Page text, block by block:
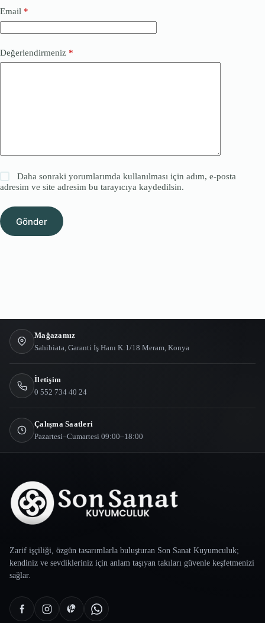
Email *
Değerlendirmeniz *
Daha sonraki yorumlarımda kullanılması için adım, e-posta
adresim ve site adresim bu tarayıcıya kaydedilsin.
Gönder
Mağazamız
Sahibiata, Garanti İş Hanı K:1/18 Meram, Konya
İletişim
0 552 734 40 24
Çalışma Saatleri
Pazartesi–Cumartesi 09:00–18:00
Zarif işçiliği, özgün tasarımlarla buluşturan Son Sanat Kuyumculuk;
kendiniz ve sevdikleriniz için anlam taşıyan takıları güvenle keşfetmenizi
sağlar.